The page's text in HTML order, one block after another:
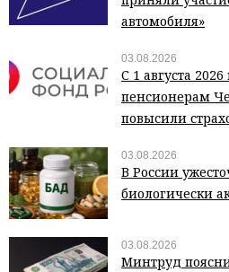
автомобиля»
03.08.2026
С 1 августа
пенсионерам
повысили
03.08.2026
В России
биологически
03.08.2026
Минтруд